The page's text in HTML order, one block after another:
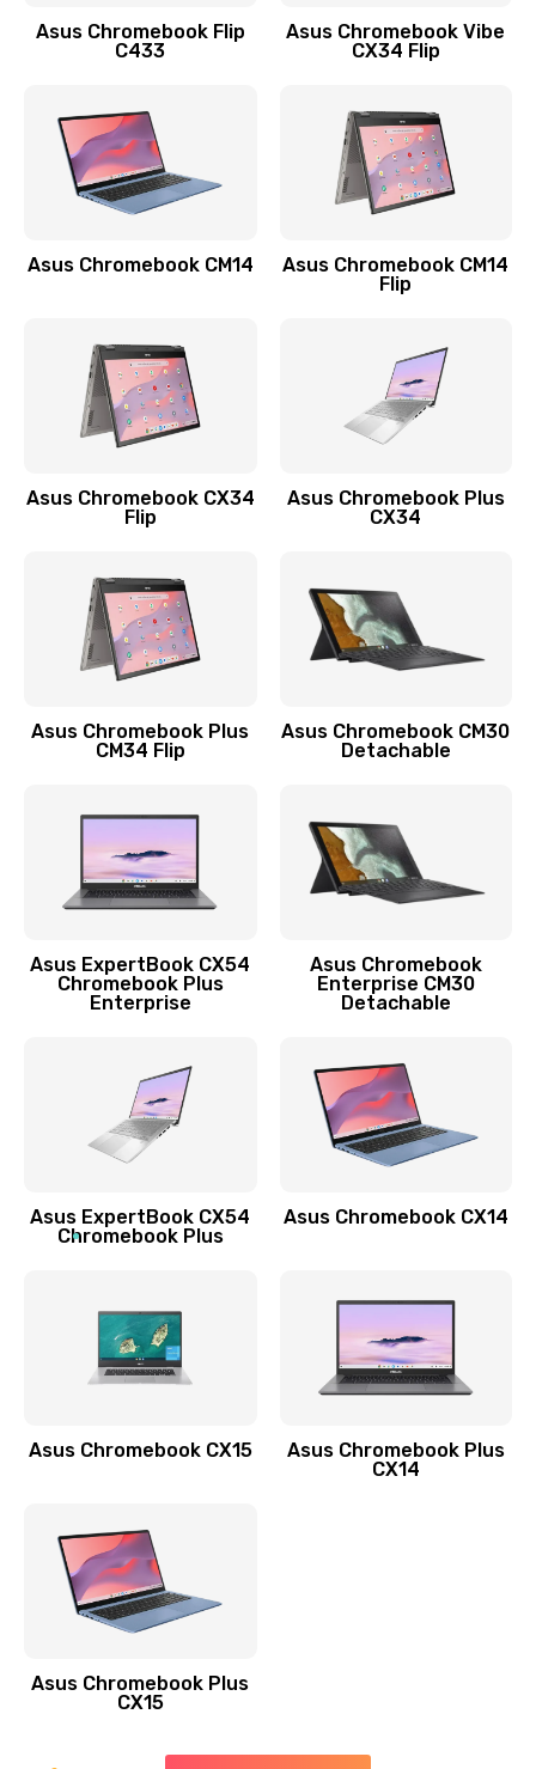
Заказать
Замена разъема зарядки (питания)
390 руб.
Замена разъёма наушников (гарнитуры)
Замена кнопок громкости
Защита гидрогелевой пленкой
Замена аккумулятора
890 руб.
Заказать
890 руб.
Замена стекла
Замена датчика приближения
Замена антенны
Заказать
Asus Chromebook Flip
C433
Asus Chromebook Vibe
CX34 Flip
Asus Chromebook CM14
Asus Chromebook CM14
Flip
Asus Chromebook CX34
Flip
Asus Chromebook Plus
CX34
Asus Chromebook Plus
CM34 Flip
Asus Chromebook CM30
Detachable
Asus ExpertBook CX54
Chromebook Plus
Enterprise
Asus Chromebook
Enterprise CM30
Detachable
Asus ExpertBook CX54
Chromebook Plus
Asus Chromebook CX14
Asus Chromebook CX15
Asus Chromebook Plus
CX14
Asus Chromebook Plus
CX15